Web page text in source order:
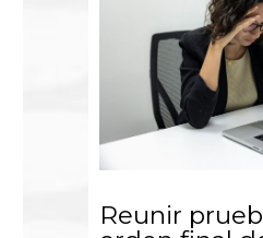
Reunir